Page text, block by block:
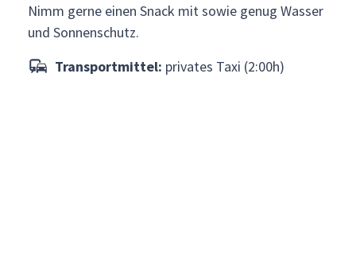
Nimm gerne einen Snack mit sowie genug Wasser
und Sonnenschutz.
Transportmittel: privates Taxi (2:00h)